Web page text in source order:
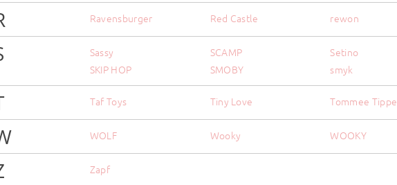
Ravensburger Red Castle rewon
Sassy SCAMP Setino
SKIP HOP
SMOBY smyk
Taf Toys Tiny Love Tommee
WOLF Wooky WOOKY
Zapf